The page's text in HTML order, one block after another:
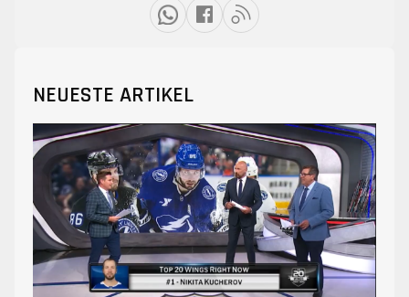
NEUESTE ARTIKEL